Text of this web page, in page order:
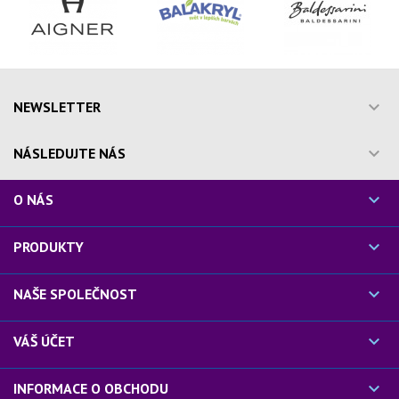
NEWSLETTER 
NÁSLEDUJTE NÁS 
O NÁS 
PRODUKTY 
NAŠE SPOLEČNOST 
VÁŠ ÚČET 
INFORMACE O OBCHODU 